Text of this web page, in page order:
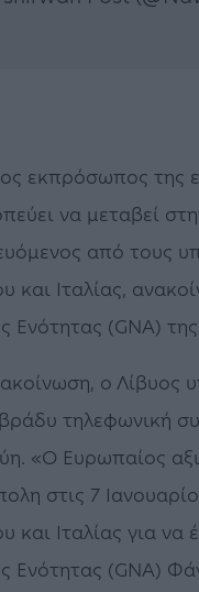
εκπρόσωπος της
να μεταβεί
από τους
και Ιταλίας,
Ενότητας (GNA)
ο Λίβυος
τηλεφωνική
«Ο Ευρωπαίος
στις 7
και Ιταλίας για να
Ενότητας (GNA)